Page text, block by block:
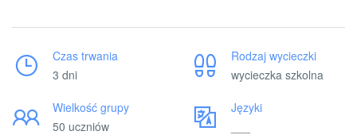
Czas trwania
3 dni
Rodzaj wycieczki
wycieczka szkolna
Wielkość grupy
50 uczniów
Języki